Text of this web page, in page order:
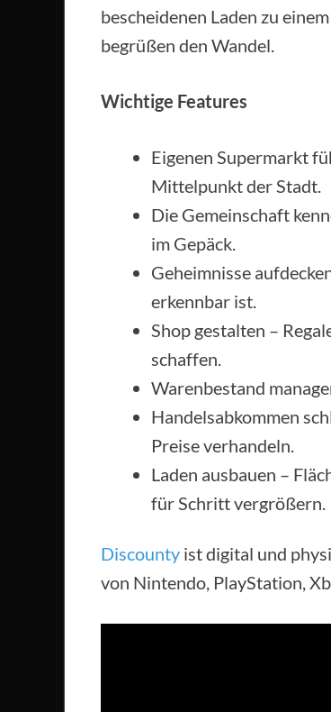
bescheidenen Laden zu
begrüßen den Wandel.
Wichtige Features
Eigenen Supermarkt
Mittelpunkt der Stadt.
Die Gemeinschaft
im Gepäck.
Geheimnisse
erkennbar ist.
Shop gestalten –
schaffen.
Warenbestand
Handelsabkommen
Preise verhandeln.
Laden ausbauen –
für Schritt vergrößern.
Discounty ist digital und
von Nintendo, PlayStation,